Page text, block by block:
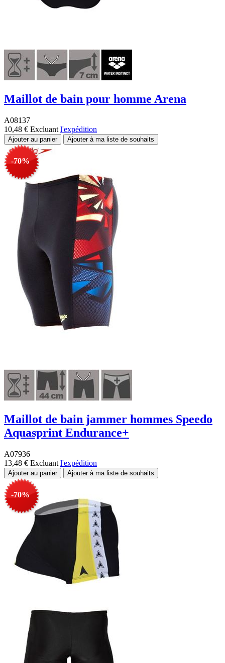
Maillot de bain pour homme Arena
A08137
10,48 € Excluant l'expédition
-70%
Maillot de bain jammer hommes Speedo
Aquasprint Endurance+
A07936
13,48 € Excluant l'expédition
-70%